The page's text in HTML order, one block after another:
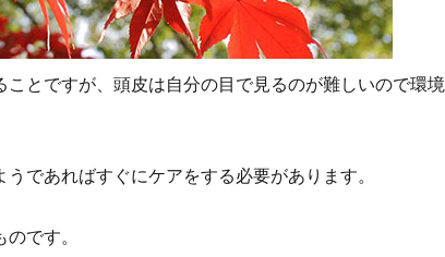
とですが、頭皮は自分の目で見るのが難しいので環境
であればすぐにケアをする必要があります。
です。